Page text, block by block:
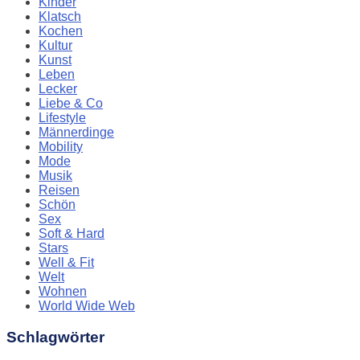
Klatsch
Kochen
Kultur
Kunst
Leben
Lecker
Liebe & Co
Lifestyle
Männerdinge
Mobility
Mode
Musik
Reisen
Schön
Sex
Soft & Hard
Stars
Well & Fit
Welt
Wohnen
World Wide Web
Schlagwörter